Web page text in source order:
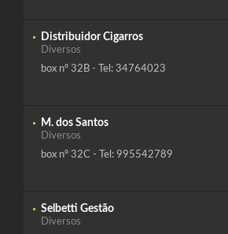
Distribuidor Cigarros
Diversos
box nº 32B - Tel: 34764023
M. dos Santos
Diversos
box nº 32C - Tel: 995542789
Selbetti Gestão
Diversos